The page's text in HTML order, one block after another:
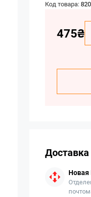
Код товара:
475₴
Доставка
Новая